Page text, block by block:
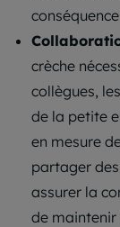
crèche
collègues,
de la petite
en mesure
partager
assurer la
de